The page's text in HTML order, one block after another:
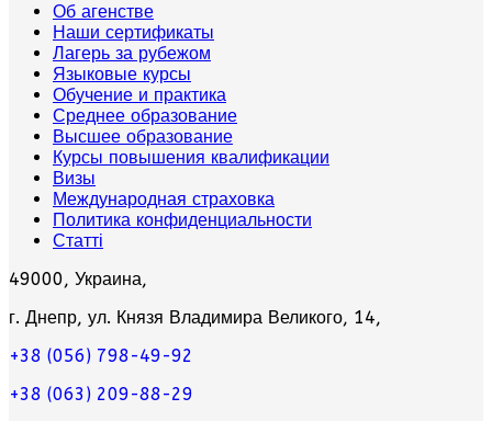
Об агенстве
Наши сертификаты
Лагерь за рубежом
Языковые курсы
Обучение и практика
Среднее образование
Высшее образование
Курсы повышения квалификации
Визы
Международная страховка
Политика конфиденциальности
Статті
49000, Украина,
г. Днепр, ул. Князя Владимира Великого, 14,
+38 (056) 798-49-92
+38 (063) 209-88-29